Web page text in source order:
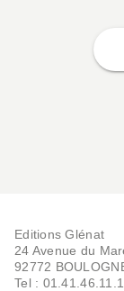
Editions Glénat
24 Avenue du
92772
Tel :